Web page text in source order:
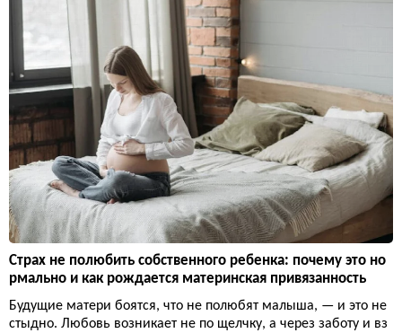
Страх не полюбить собственного ребенка: почему это но
рмально и как рождается материнская привязанность
Будущие матери боятся, что не полюбят малыша, — и это не
стыдно. Любовь возникает не по щелчку, а через заботу и вз